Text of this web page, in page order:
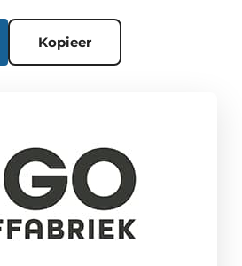
Kopieer